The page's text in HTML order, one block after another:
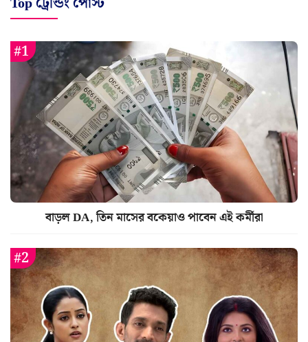
বাড়ল DA, তিন মাসের বকেয়াও পাবেন এই কর্মীরা